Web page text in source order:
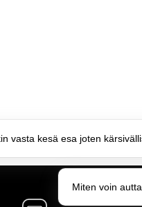
vasta kesä esa joten
Miten voin